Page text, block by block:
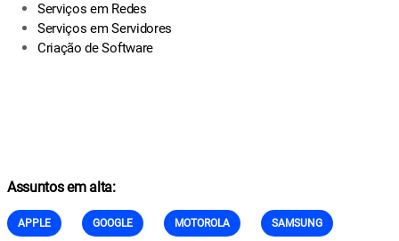
Serviços em Redes
Serviços em Servidores
Criação de Software
Assuntos em alta:
APPLE GOOGLE MOTOROLA SAMSUNG